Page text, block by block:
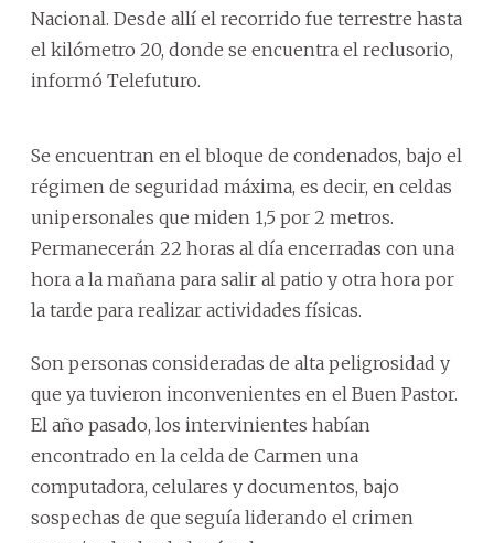
Nacional. Desde allí el recorrido fue terrestre hasta
el kilómetro 20, donde se encuentra el reclusorio,
informó Telefuturo.
Se encuentran en el bloque de condenados, bajo el
régimen de seguridad máxima, es decir, en celdas
unipersonales que miden 1,5 por 2 metros.
Permanecerán 22 horas al día encerradas con una
hora a la mañana para salir al patio y otra hora por
la tarde para realizar actividades físicas.
Son personas consideradas de alta peligrosidad y
que ya tuvieron inconvenientes en el Buen Pastor.
El año pasado, los intervinientes habían
encontrado en la celda de Carmen una
computadora, celulares y documentos, bajo
sospechas de que seguía liderando el crimen